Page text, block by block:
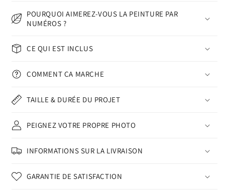
POURQUOI AIMEREZ-VOUS LA PEINTURE PAR
NUMÉROS ?
CE QUI EST INCLUS
COMMENT ÇA MARCHE
TAILLE & DURÉE DU PROJET
PEIGNEZ VOTRE PROPRE PHOTO
INFORMATIONS SUR LA LIVRAISON
GARANTIE DE SATISFACTION